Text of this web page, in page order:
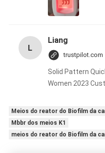
L
Liang
trustpilot.com
Solid Pattern
Women 2023
Meios do reator do Biofilm da
Mbbr dos meios K1
meios do reator do Biofilm da